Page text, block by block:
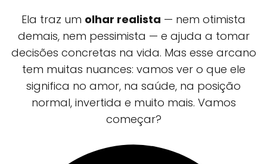
Ela traz um olhar realista — nem otimista
demais, nem pessimista — e ajuda a tomar
decisões concretas na vida. Mas esse arcano
tem muitas nuances: vamos ver o que ele
significa no amor, na saúde, na posição
normal, invertida e muito mais. Vamos
começar?